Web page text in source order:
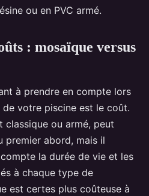
ou en PVC armé.
: mosaïque versus
à prendre en compte lors
votre piscine est le coût.
classique ou armé, peut
premier abord, mais il
la durée de vie et les
à chaque type de
est certes plus coûteuse à